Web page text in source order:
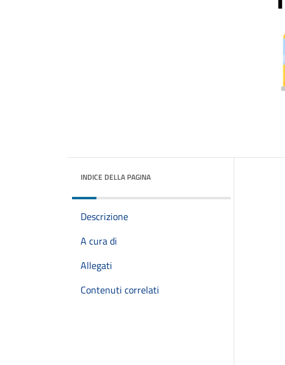
INDICE DELLA PAGINA
Descrizione
A cura di
Allegati
Contenuti correlati